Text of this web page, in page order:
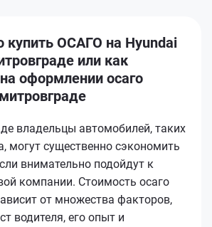
купить ОСАГО на Hyundai
или как
оформлении осаго
владельцы автомобилей, таких
могут существенно сэкономить
внимательно подойдут к
компании. Стоимость осаго
от множества факторов,
водителя, его опыт и